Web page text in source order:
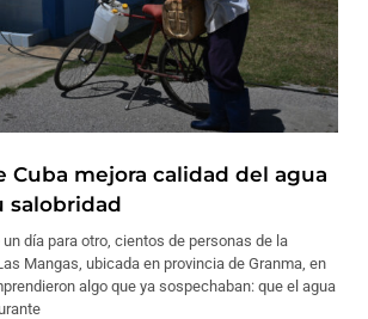
Cuba mejora calidad del agua
salobridad
un día para otro, cientos de personas de la
Mangas, ubicada en provincia de Granma, en
algo que ya sospechaban: que el agua